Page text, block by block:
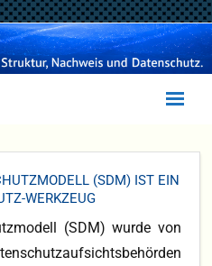
(SDM) IST EIN
WERKZEUG
(SDM) wurde von